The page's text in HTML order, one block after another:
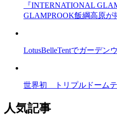
『INTERNATIONAL
GLAMPROOK飯綱高原が
LotusBelleTentでガーデン
世界初 トリプルドームテ
人気記事